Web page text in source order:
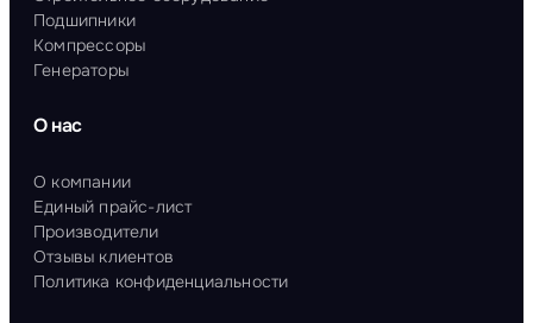
Подшипники
Компрессоры
Генераторы
О нас
О компании
Единый прайс-лист
Производители
Отзывы клиентов
Политика конфиденциальности